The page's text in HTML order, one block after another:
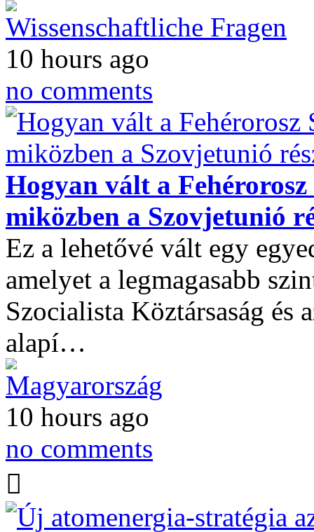
Wissenschaftliche Fragen
10 hours ago
no comments
Hogyan vált a
miközben a Szovjetunió
Ez a lehetővé vált egy
amelyet a legmagasabb
Szocialista Köztársaság és
alapí…
Magyarország
10 hours ago
no comments